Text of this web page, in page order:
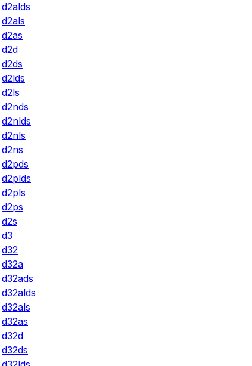
d2alds
d2als
d2as
d2d
d2ds
d2lds
d2ls
d2nds
d2nlds
d2nls
d2ns
d2pds
d2plds
d2pls
d2ps
d2s
d3
d32
d32a
d32ads
d32alds
d32als
d32as
d32d
d32ds